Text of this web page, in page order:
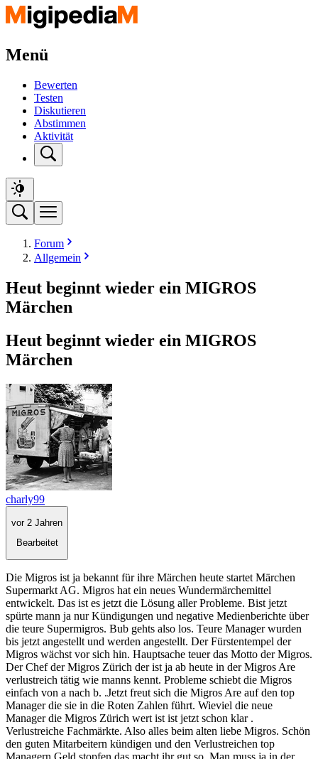
Menü
Bewerten
Testen
Diskutieren
Abstimmen
Aktivität
Forum
Allgemein
Heut beginnt wieder ein MIGROS
Märchen
Heut beginnt wieder ein MIGROS
Märchen
charly99
vor 2 Jahren
Bearbeitet
Die Migros ist ja bekannt für ihre Märchen heute startet Märchen
Supermarkt AG. Migros hat ein neues Wundermärchemittel
entwickelt. Das ist es jetzt die Lösung aller Probleme. Bist jetzt
spürte mann ja nur Kündigungen und negative Medienberichte über
die teure Supermigros. Bub gehts also los. Teure Manager wurden
bis jetzt angestellt und werden angestellt. Der Fürstentempel der
Migros wächst vor sich hin. Hauptsache teuer das Motto der Migros.
Der Chef der Migros Zürich der ist ja ab heute in der Migros Are
verlustreich tätig wie manns kennt. Probleme schiebt die Migros
einfach von a nach b. .Jetzt freut sich die Migros Are auf den top
Manager die sie in die Roten Zahlen führt. Wieviel die neue
Manager die Migros Zürich wert ist ist jetzt schon klar .
Verlustreiche Fachmärkte. Also alles beim alten liebe Migros. Schön
den guten Mitarbeitern kündigen und den Verlustreichen top
Managern Geld stopfen das macht ihr gut so. Man muss ja in der